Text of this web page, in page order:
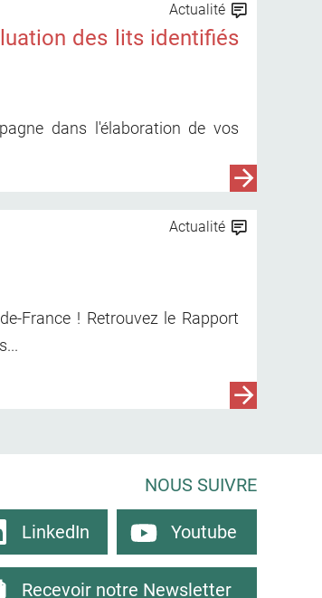
Actualité
des lits identifiés
dans l'élaboration de vos
Actualité
France ! Retrouvez le Rapport
NOUS SUIVRE
LinkedIn Youtube
Recevoir notre Newsletter